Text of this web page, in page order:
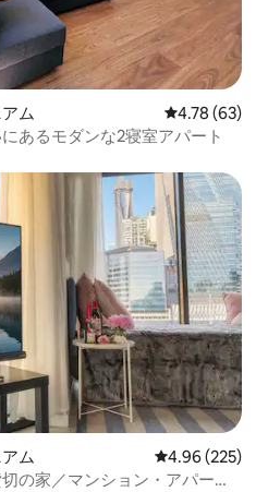
ム レビュー63
4.78 (63)
あるモダンな2寝室アパート
ム レビュー225
4.96 (225)
の家／マンション・アパート